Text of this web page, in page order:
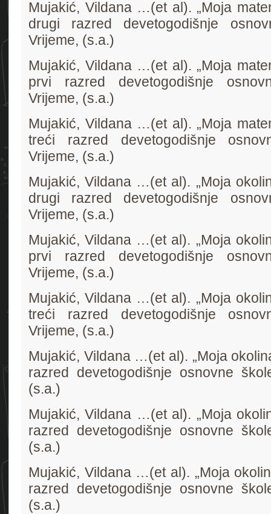
Mujakić, Vildana …(et al). „Moja
drugi razred devetogodišnje
Vrijeme, (s.a.)
Mujakić, Vildana …(et al). „Moja
prvi razred devetogodišnje
Vrijeme, (s.a.)
Mujakić, Vildana …(et al). „Moja
treći razred devetogodišnje
Vrijeme, (s.a.)
Mujakić, Vildana …(et al). „Moja
drugi razred devetogodišnje
Vrijeme, (s.a.)
Mujakić, Vildana …(et al). „Moja
prvi razred devetogodišnje
Vrijeme, (s.a.)
Mujakić, Vildana …(et al). „Moja
treći razred devetogodišnje
Vrijeme, (s.a.)
Mujakić, Vildana …(et al). „Moja
razred devetogodišnje osnovne
(s.a.)
Mujakić, Vildana …(et al). „Moja
razred devetogodišnje osnovne
(s.a.)
Mujakić, Vildana …(et al). „Moja
razred devetogodišnje osnovne
(s.a.)